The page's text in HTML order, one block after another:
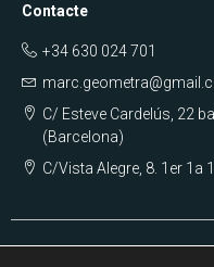
Contacte
+34 630 024 701
C/ Esteve Cardelús, 22
(Barcelona)
C/Vista Alegre, 8. 1er 1a